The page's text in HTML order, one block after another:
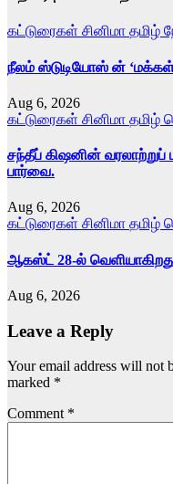
கட்டுரைகள் சினிமா தமிழ்
நீலம் ஸ்டுடியோஸ் ன் ‘மக்கள்
Aug 6, 2026
கட்டுரைகள் சினிமா தமிழ்
சந்தீப் கிஷனின் வரலாற்றுப்
பார்வை.
Aug 6, 2026
கட்டுரைகள் சினிமா தமிழ்
ஆகஸ்ட் 28-ல்
Aug 6, 2026
Leave a Reply
Your email address will not
marked *
Comment *